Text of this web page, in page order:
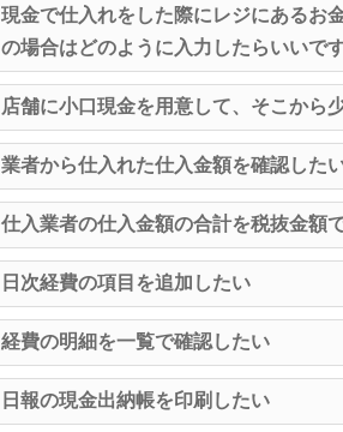
現金で仕入れをした際にレジにあるお
の場合はどのように入力したらいいで
店舗に小口現金を用意して、そこから
業者から仕入れた仕入金額を確認した
仕入業者の仕入金額の合計を税抜金額
日次経費の項目を追加したい
経費の明細を一覧で確認したい
日報の現金出納帳を印刷したい